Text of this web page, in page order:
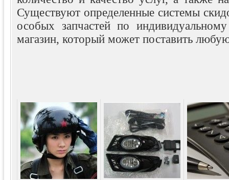
Существуют определенные системы
особых запчастей по
магазин, который может поставить